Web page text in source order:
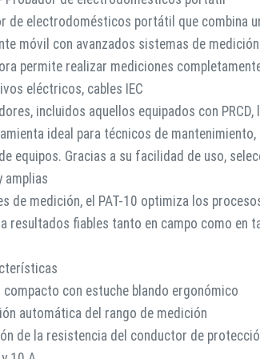
de electrodomésticos portátil que combina
móvil con avanzados sistemas de
permite realizar mediciones
eléctricos, cables IEC
incluidos aquellos equipados con
ideal para técnicos de
equipos. Gracias a su facilidad de uso,
amplias
de medición, el PAT-10 optimiza los
resultados fiables tanto en campo como en
compacto con estuche blando ergonómico
automática del rango de medición
de la resistencia del conductor de